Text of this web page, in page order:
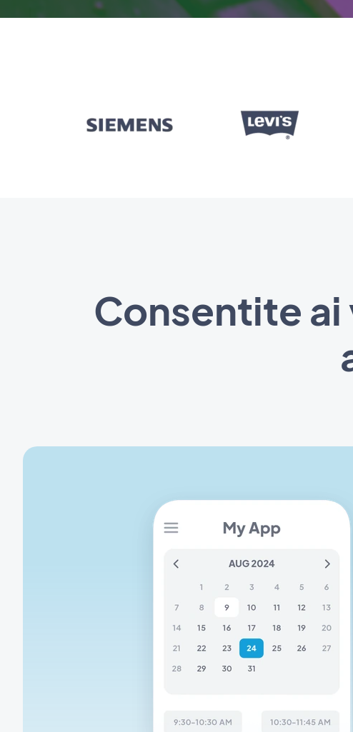
Consentite